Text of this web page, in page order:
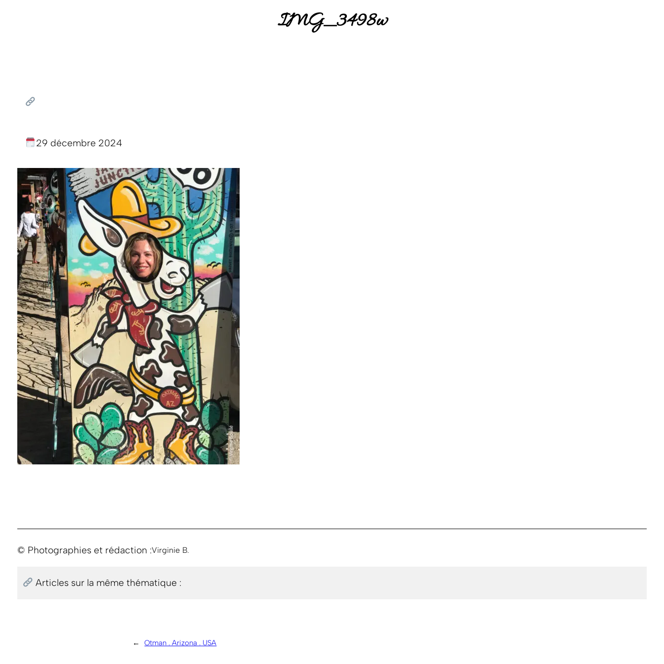
IMG_3498w
29 décembre 2024
© Photographies et rédaction :Virginie B.
Articles sur la même thématique :
← Otman . Arizona . USA